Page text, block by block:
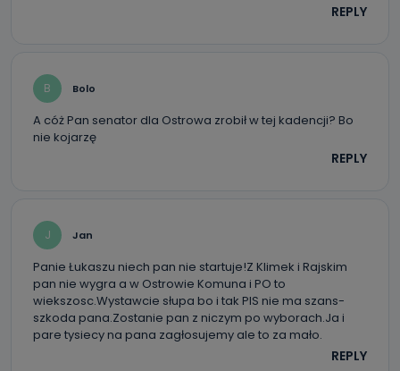
REPLY
B Bolo
A cóż Pan senator dla Ostrowa zrobił w tej kadencji? Bo
nie kojarzę
REPLY
J Jan
Panie Łukaszu niech pan nie startuje!Z Klimek i Rajskim
pan nie wygra a w Ostrowie Komuna i PO to
wiekszosc.Wystawcie słupa bo i tak PIS nie ma szans-
szkoda pana.Zostanie pan z niczym po wyborach.Ja i
pare tysiecy na pana zagłosujemy ale to za mało.
REPLY